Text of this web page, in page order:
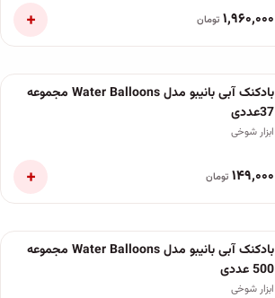
۱٬۹۶۰٬۰۰۰ تومان +
بادکنک آبی بانیبو مدل Water Balloons مجموعه
37عددی
ابزار شوخی
۱۴۹٬۰۰۰ تومان +
بادکنک آبی بانیبو مدل Water Balloons مجموعه
500 عددی
ابزار شوخی